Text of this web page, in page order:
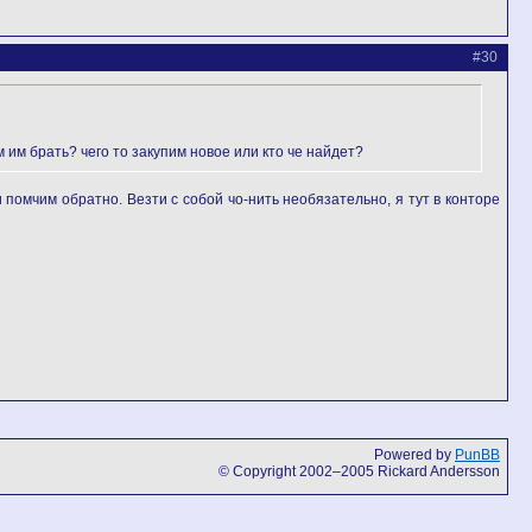
#30
брать? чего то закупим новое или кто че найдет?
обратно. Везти с собой чо-нить необязательно, я тут в конторе
Powered by PunBB
© Copyright 2002–2005 Rickard Andersson